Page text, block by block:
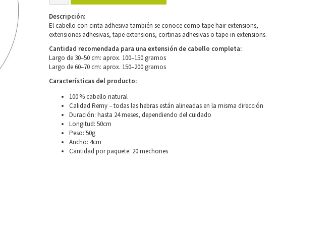
Descripción:
El cabello con cinta adhesiva también se conoce como tape hair extensions,
extensiones adhesivas, tape extensions, cortinas adhesivas o tape-in extensions.
Cantidad recomendada para una extensión de cabello completa:
Largo de 30–50 cm: aprox. 100–150 gramos
Largo de 60–70 cm: aprox. 150–200 gramos
Características del producto:
100 % cabello natural
Calidad Remy – todas las hebras están alineadas en la misma dirección
Duración: hasta 24 meses, dependiendo del cuidado
Longitud: 50cm
Peso: 50g
Ancho: 4cm
Cantidad por paquete: 20 mechones